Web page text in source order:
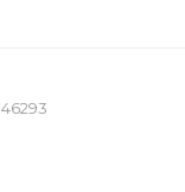
46293